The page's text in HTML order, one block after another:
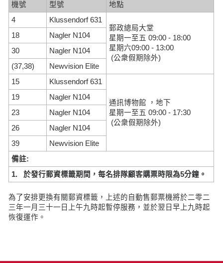
機號 型號
地點
4
Klussendorf 631
郵政總局大堂
星期一至五 09:00 - 18:00
星期六09:00 - 13:00
(公衆假期除外)
18
Nagler N104
30
Nagler N104
(37,38)
Newvision Elite
15
Klussendorf 631
通訊博物館 ，地下
星期一至五 09:00 - 17:30
(公衆假期除外)
19
Nagler N104
23
Nagler N104
26
Nagler N104
39
Newvision Elite
備註:
1. 於發行郵資標籤期間，每名排隊顧客購票時限為5分鐘。
為了安排更換有關郵資標籤，上述的自動售郵票機將於二零二
三年一月三十一日上午九時起暫停服務，並於翌日早上九時起
恢復運作。